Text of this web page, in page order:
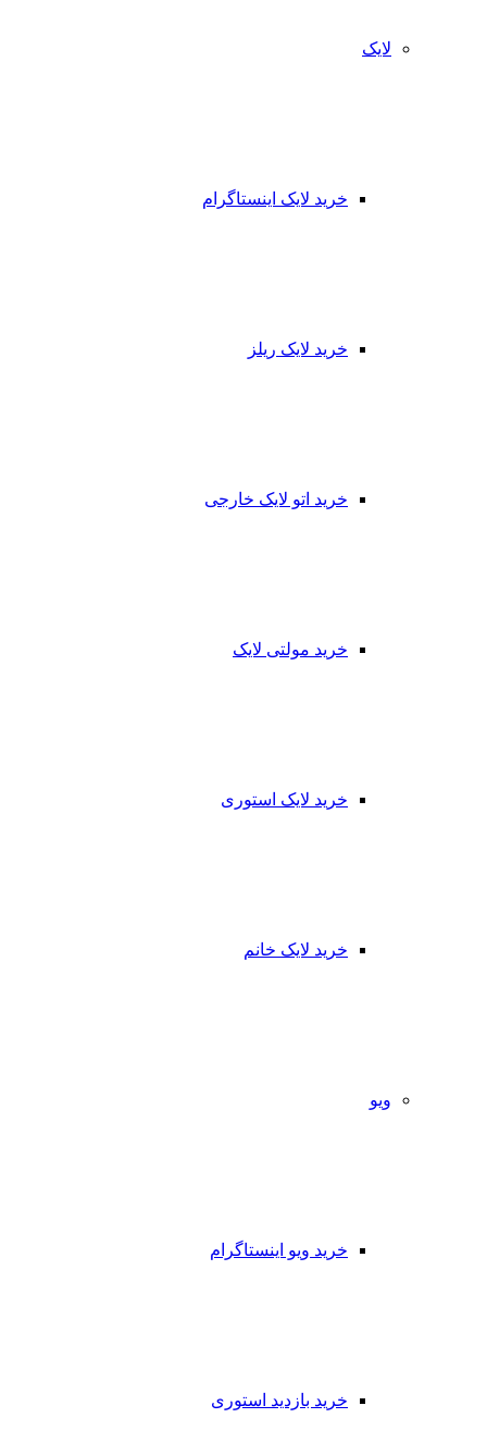
لایک
خرید لایک اینستاگرام
خرید لایک ریلز
خرید اتو لایک خارجی
خرید مولتی لایک
خرید لایک استوری
خرید لایک خانم
ویو
خرید ویو اینستاگرام
خرید بازدید استوری